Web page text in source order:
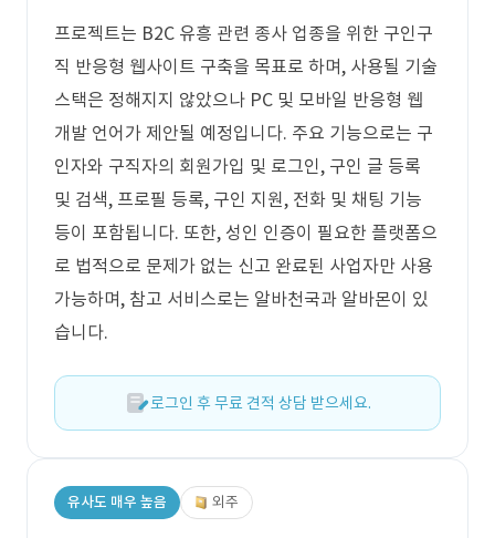
프로젝트는 B2C 유흥 관련 종사 업종을 위한 구인구
직 반응형 웹사이트 구축을 목표로 하며, 사용될 기술
스택은 정해지지 않았으나 PC 및 모바일 반응형 웹
개발 언어가 제안될 예정입니다. 주요 기능으로는 구
인자와 구직자의 회원가입 및 로그인, 구인 글 등록
및 검색, 프로필 등록, 구인 지원, 전화 및 채팅 기능
등이 포함됩니다. 또한, 성인 인증이 필요한 플랫폼으
로 법적으로 문제가 없는 신고 완료된 사업자만 사용
가능하며, 참고 서비스로는 알바천국과 알바몬이 있
습니다.
로그인 후 무료 견적 상담 받으세요.
유사도 매우 높음 외주